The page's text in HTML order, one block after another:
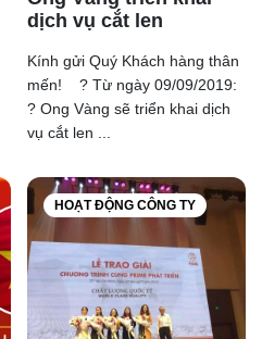
dịch vụ cắt len
Kính gửi Quý Khách hàng thân
mến! ? Từ ngày 09/09/2019:
? Ong Vàng sẽ triển khai dịch
vụ cắt len ...
HOẠT ĐỘNG CÔNG TY